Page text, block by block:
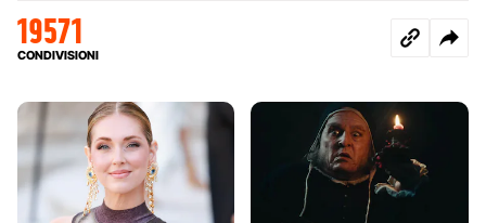
19571
CONDIVISIONI